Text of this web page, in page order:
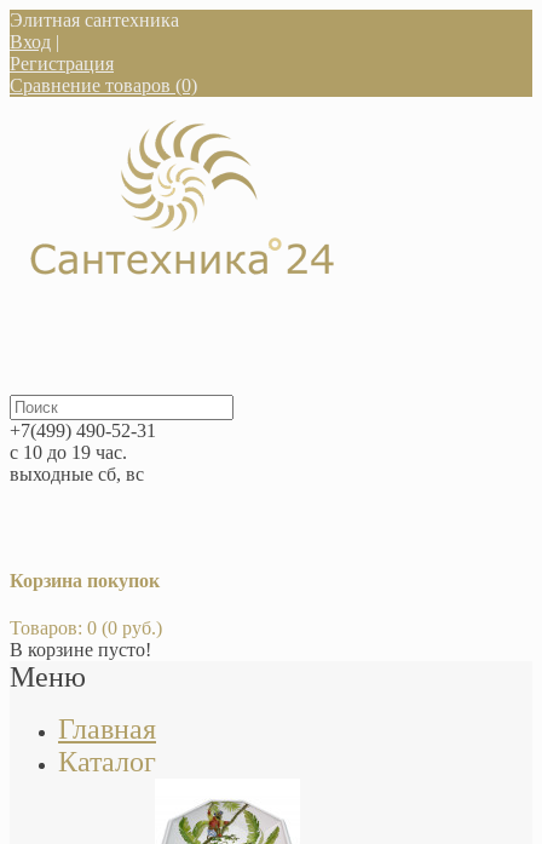
Элитная сантехника
Вход |
Регистрация
Сравнение товаров (0)
+7(499) 490-52-31
с 10 до 19 час.
выходные сб, вс
Корзина покупок
Товаров: 0 (0 руб.)
В корзине пусто!
Меню
Главная
Каталог